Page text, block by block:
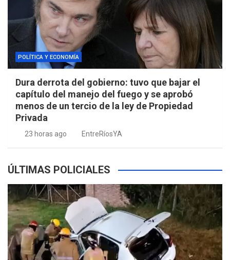
POLÍTICA Y ECONOMÍA
Dura derrota del gobierno: tuvo que bajar el
capítulo del manejo del fuego y se aprobó
menos de un tercio de la ley de Propiedad
Privada
23 horas ago EntreRíosYA
ÚLTIMAS POLICIALES